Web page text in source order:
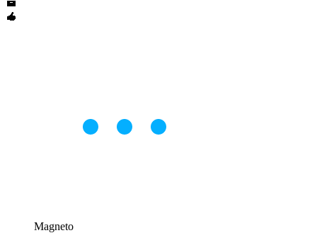
Magneto